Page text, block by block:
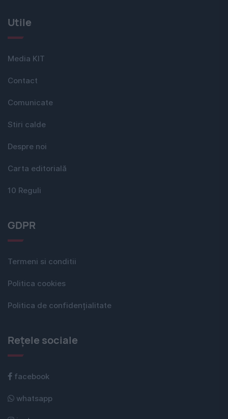
Utile
Media KIT
Contact
Comunicate
Stiri calde
Despre noi
Carta editorială
10 Reguli
GDPR
Termeni si conditii
Politica cookies
Politica de confidențialitate
Rețele sociale
facebook
whatsapp